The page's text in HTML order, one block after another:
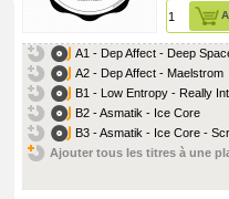
A1 - Dep Affect - Deep
A2 - Dep Affect - Maelstrom
B1 - Low Entropy - Really
B2 - Asmatik - Ice Core
B3 - Asmatik - Ice Core -
Ajouter tous les titres à une